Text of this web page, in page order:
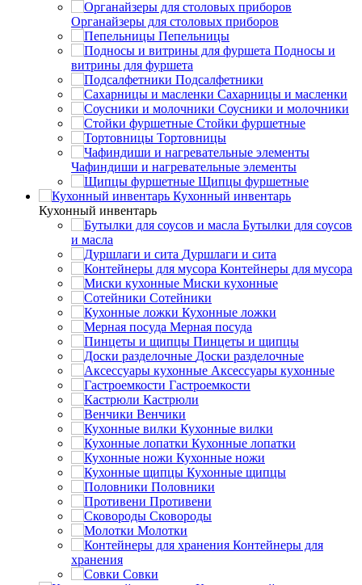
Органайзеры для столовых приборов
Пепельницы
Подносы и
витрины для фуршета
Подсалфетники
Сахарницы и масленки
Соусники и молочники
Стойки фуршетные
Тортовницы
Чафиндиши и нагревательные элементы
Щипцы фуршетные
Кухонный инвентарь
Кухонный инвентарь
Бутылки для соусов
и масла
Дуршлаги и сита
Контейнеры для мусора
Миски кухонные
Сотейники
Кухонные ложки
Мерная посуда
Пинцеты и щипцы
Доски разделочные
Аксессуары кухонные
Гастроемкости
Кастрюли
Венчики
Кухонные вилки
Кухонные лопатки
Кухонные ножи
Кухонные щипцы
Половники
Противени
Сковороды
Молотки
Контейнеры для
хранения
Совки